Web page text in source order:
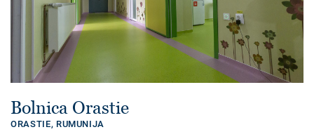
Bolnica Orastie
ORASTIE, RUMUNIJA